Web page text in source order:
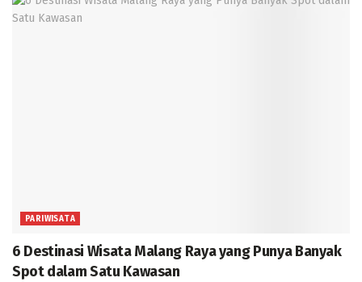
PARIWISATA
6 Destinasi Wisata Malang Raya yang Punya Banyak
Spot dalam Satu Kawasan